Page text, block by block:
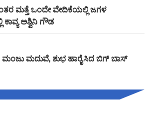
ಮತ್ತೆ ಒಂದೇ ವೇದಿಕೆಯಲ್ಲಿ ಜಗಳ
ಕಾವ್ಯ ಅಶ್ವಿನಿ ಗೌಡ
ಮಂಜು ಮದುವೆ, ಶುಭ ಹಾರೈಸಿದ ಬಿಗ್ ಬಾಸ್